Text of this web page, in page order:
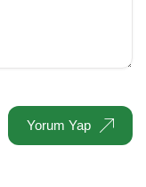
Yorum Yap